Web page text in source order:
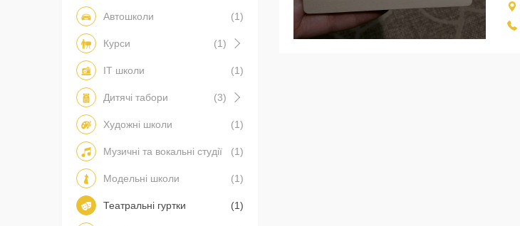
Автошколи (1)
Курси (1)
IT школи (1)
Дитячі табори (3)
Художні школи (1)
Музичні та вокальні студії (1)
Модельні школи (1)
Театральні гуртки (1)